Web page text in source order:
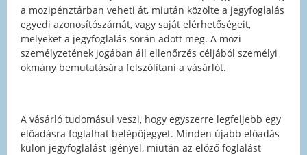
a mozipénztárban veheti át, miután közölte a jegyfoglalás
egyedi azonosítószámát, vagy saját elérhetőségeit,
melyeket a jegyfoglalás során adott meg. A mozi
személyzetének jogában áll ellenőrzés céljából személyi
okmány bemutatására felszólítani a vásárlót.
A vásárló tudomásul veszi, hogy egyszerre legfeljebb egy
előadásra foglalhat belépőjegyet. Minden újabb előadás
külön jegyfoglalást igényel, miután az előző foglalást